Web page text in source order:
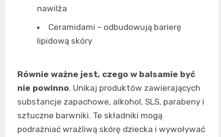
nawilża
Ceramidami – odbudowują barierę
lipidową skóry
Równie ważne jest, czego w balsamie być
nie powinno. Unikaj produktów zawierających
substancje zapachowe, alkohol, SLS, parabeny i
sztuczne barwniki. Te składniki mogą
podrażniać wrażliwą skórę dziecka i wywoływać